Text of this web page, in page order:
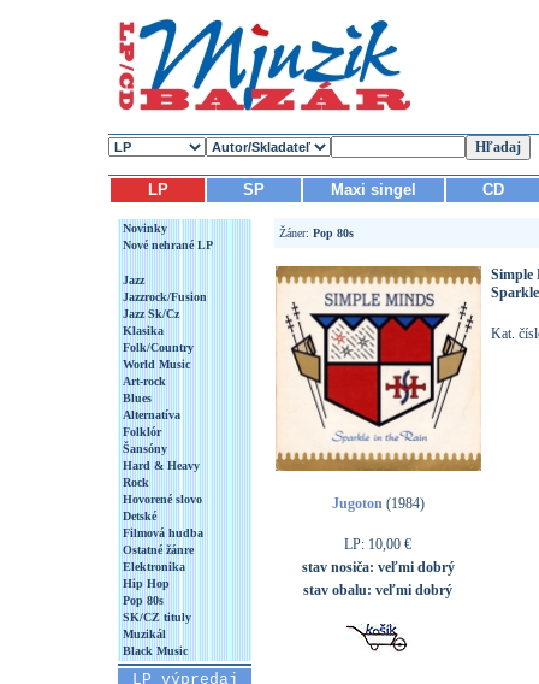
LP SP Maxi singel CD
Novinky
Nové nehrané LP
Jazz
Jazzrock/Fusion
Jazz Sk/Cz
Klasika
Folk/Country
World Music
Art-rock
Blues
Alternatíva
Folklór
Šansóny
Hard & Heavy
Rock
Hovorené slovo
Detské
Filmová hudba
Ostatné žánre
Elektronika
Hip Hop
Pop 80s
SK/CZ tituly
Muzikál
Black Music
LP výpredaj
Žáner: Pop 80s
Jugoton(1984)
LP: 10,00 €
stav nosiča: veľmi dobrý
stav obalu: veľmi dobrý
Simple
Kat.